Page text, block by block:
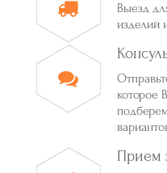
Выезд
изделий
которое
Прием